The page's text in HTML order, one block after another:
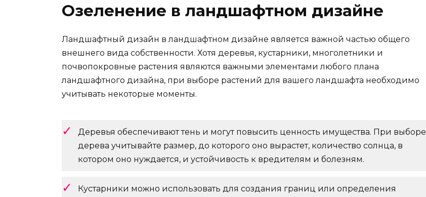
Озеленение в ландшафтном дизайне
Ландшафтный дизайн в ландшафтном дизайне является важной частью общего
внешнего вида собственности. Хотя деревья, кустарники, многолетники и
почвопокровные растения являются важными элементами любого плана
ландшафтного дизайна, при выборе растений для вашего ландшафта необходимо
учитывать некоторые моменты.
Деревья обеспечивают тень и могут повысить ценность имущества. При выборе
дерева учитывайте размер, до которого оно вырастет, количество солнца, в
котором оно нуждается, и устойчивость к вредителям и болезням.
Кустарники можно использовать для создания границ или определения